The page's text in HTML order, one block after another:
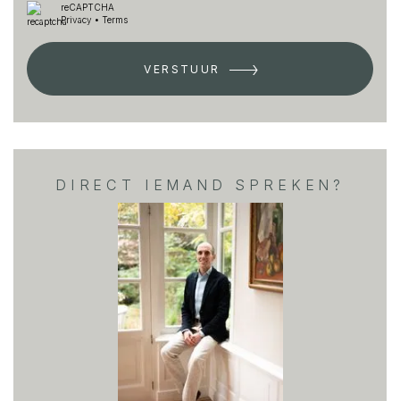
reCAPTCHA
Privacy • Terms
VERSTUUR
DIRECT IEMAND SPREKEN?